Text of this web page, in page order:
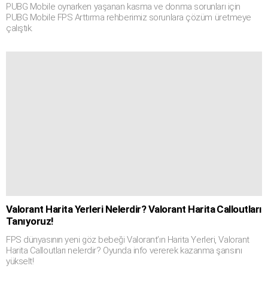
PUBG Mobile oynarken yaşanan kasma ve donma sorunları için
PUBG Mobile FPS Arttırma rehberimiz sorunlara çözüm üretmeye
çalıştık.
Valorant Harita Yerleri Nelerdir? Valorant Harita Calloutları
Tanıyoruz!
FPS dünyasının yeni göz bebeği Valorant’ın Harita Yerleri, Valorant
Harita Calloutları nelerdir? Oyunda info vererek kazanma şansını
yükselt!